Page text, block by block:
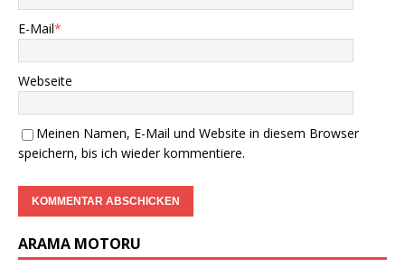
E-Mail*
Webseite
Meinen Namen, E-Mail und Website in diesem Browser
speichern, bis ich wieder kommentiere.
ARAMA MOTORU